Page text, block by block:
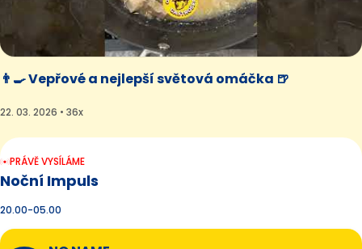
👨‍🍳 Vepřové a nejlepší světová omáčka 🍺
22. 03. 2026 • 36x
PRÁVĚ VYSÍLÁME
Noční Impuls
20.00-05.00